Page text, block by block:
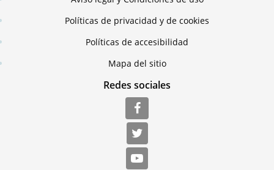
Políticas de privacidad y de cookies
Políticas de accesibilidad
Mapa del sitio
Redes sociales